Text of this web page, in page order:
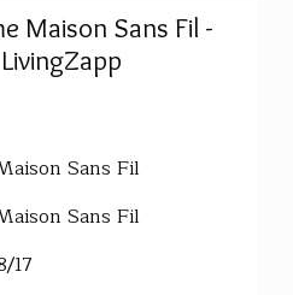
Maison Sans Fil -
Sans Fil
Sans Fil
17